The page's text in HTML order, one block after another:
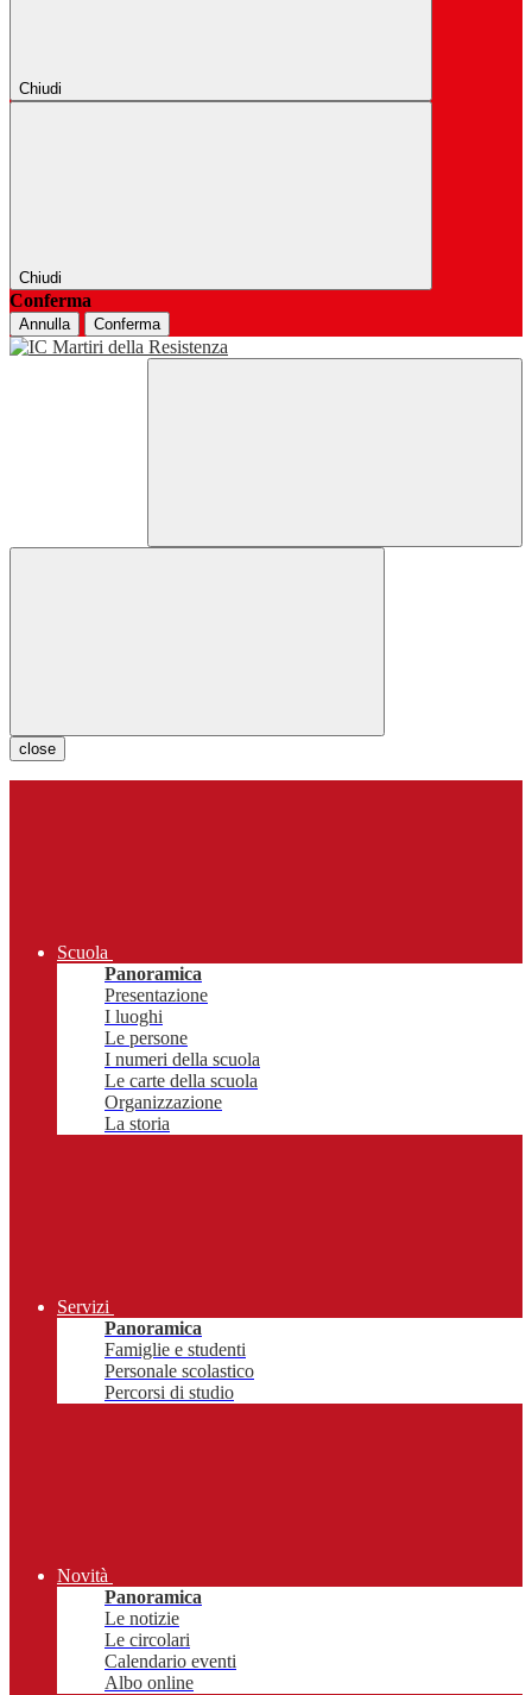
Chiudi
Chiudi
Conferma
Annulla Conferma
close
Scuola
Panoramica
Presentazione
I luoghi
Le persone
I numeri della scuola
Le carte della scuola
Organizzazione
La storia
Servizi
Panoramica
Famiglie e studenti
Personale scolastico
Percorsi di studio
Novità
Panoramica
Le notizie
Le circolari
Calendario eventi
Albo online